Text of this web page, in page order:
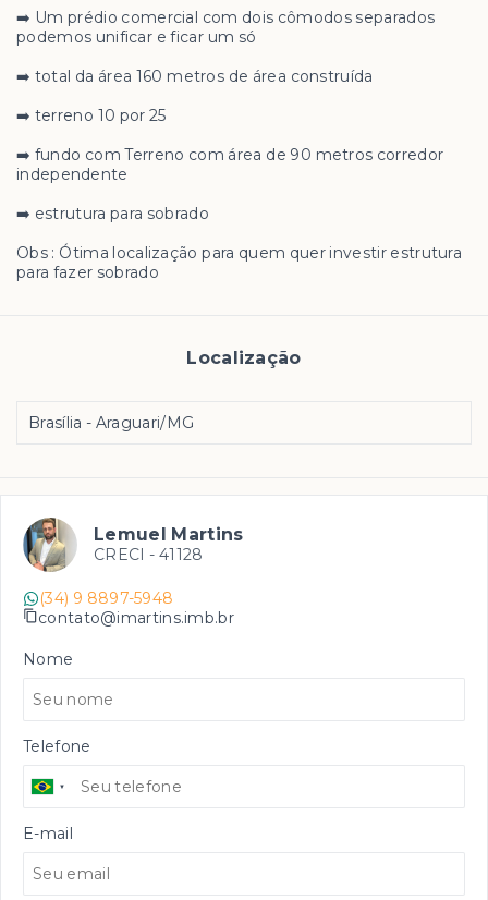
➡️ Um prédio comercial com dois cômodos separados
podemos unificar e ficar um só
➡️ total da área 160 metros de área construída
➡️ terreno 10 por 25
➡️ fundo com Terreno com área de 90 metros corredor
independente
➡️ estrutura para sobrado
Obs : Ótima localização para quem quer investir estrutura
para fazer sobrado
Localização
Brasília - Araguari/MG
Lemuel Martins
CRECI - 41128
(34) 9 8897-5948
contato@imartins.imb.br
Nome
Telefone
E-mail